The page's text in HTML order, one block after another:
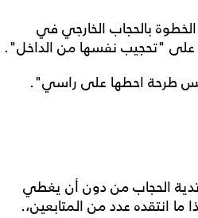
بالحجاب الخارجي في
على "تحجيب نفسها من الداخل".
طرحة احطها على راسي".
الحجاب من دون أن يغطي
انتقده عدد من المتابعين،.